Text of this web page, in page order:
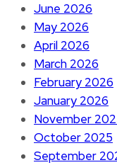
June 2026
May 2026
April 2026
March 2026
February 2026
January 2026
November
October 2025
September